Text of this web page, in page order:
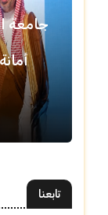
جامعة
تابعنا